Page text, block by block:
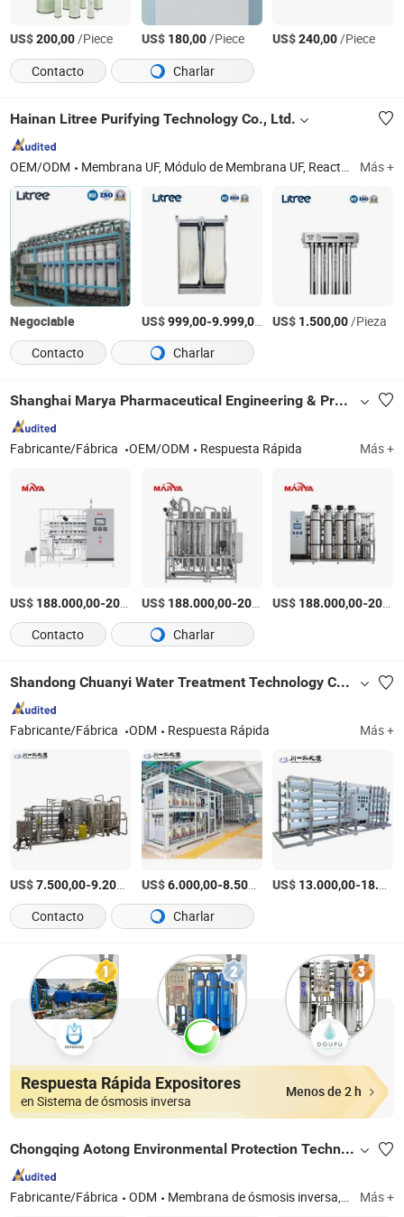
US$200,00/Piece US$ 180,00/Piece US$240,00/Piece
Contacto
Charlar
Hainan Litree Purifying Technology Co., Ltd.
OEM/ODM Membrana UF, Módulo de Membrana UF, Reactor Biológico de Membrana, Equipos Integrados de Purificación UF, Purificador de Agua para Hogar, Sistema de Tratamiento de Agua, Membrana UF de Fibra Hueca Más +
Negociable US$999,00-9.999,00 /Pieza
US$ 1.500,00/Pieza
Contacto
Charlar
Shanghai Marya Pharmaceutical Engineering & Project Co., Ltd.
Fabricante/Fábrica OEM/ODM Respuesta Rápida Más +
US$ 188.000,00-200.000,00 /Pieza
US$ 188.000,00-200.000,00 /Pieza
US$ 188.000,00-200.000,00
Contacto Charlar
Shandong Chuanyi Water Treatment Technology Co., Ltd.
Fabricante/Fábrica ODM Respuesta Rápida Más +
US$7.500,00-9.200,00 /Set
US$6.000,00-8.500,00 /Set
US$ 13.000,00-18.000,00
Contacto Charlar
Respuesta Rápida Expositores
en Sistema de ósmosis inversa
Menos de 2 h
Chongqing Aotong Environmental Protection Technology Co., Ltd.
Fabricante/Fábrica ODM Membrana de ósmosis inversa, elemento de membrana de ósmosis inversa, membrana de ósmosis inversa doméstica, membrana de ósmosis inversa industrial, membrana de ósmosis inversa para agua de mar, membrana de ósmosis inversa para agua salobre Más +